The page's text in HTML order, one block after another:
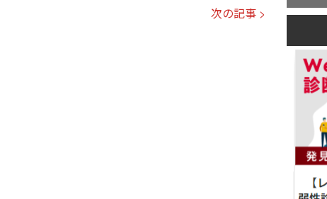
次の記事 >